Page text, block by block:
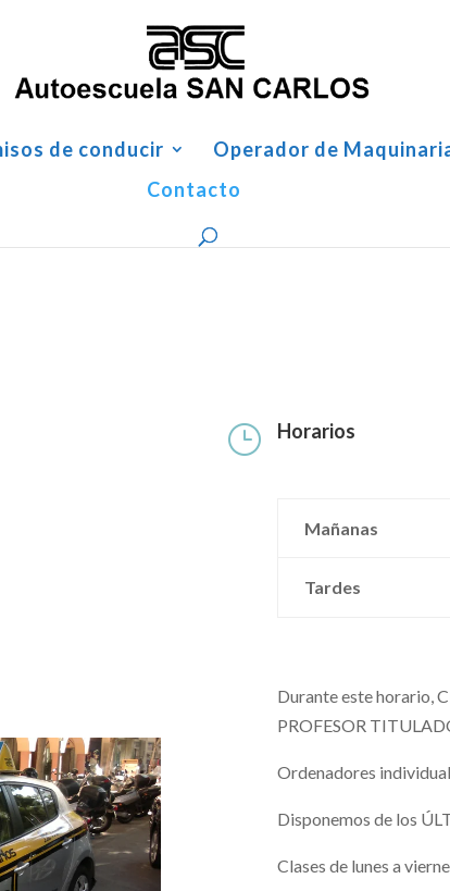
de conducir Operador de
Contacto
} Horarios
Mañanas
Tardes
Durante este horario,
PROFESOR
Ordenadores
Disponemos de los
Clases de lunes a